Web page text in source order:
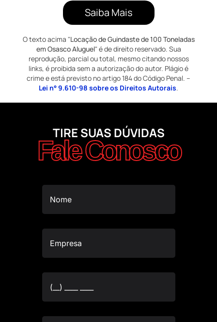
Saiba Mais
O texto acima "Locação de Guindaste de 100 Toneladas
em Osasco Aluguel" é de direito reservado. Sua
reprodução, parcial ou total, mesmo citando nossos
links, é proibida sem a autorização do autor. Plágio é
crime e está previsto no artigo 184 do Código Penal. –
Lei n° 9.610-98 sobre os Direitos Autorais.
TIRE SUAS DÚVIDAS
Fale Conosco